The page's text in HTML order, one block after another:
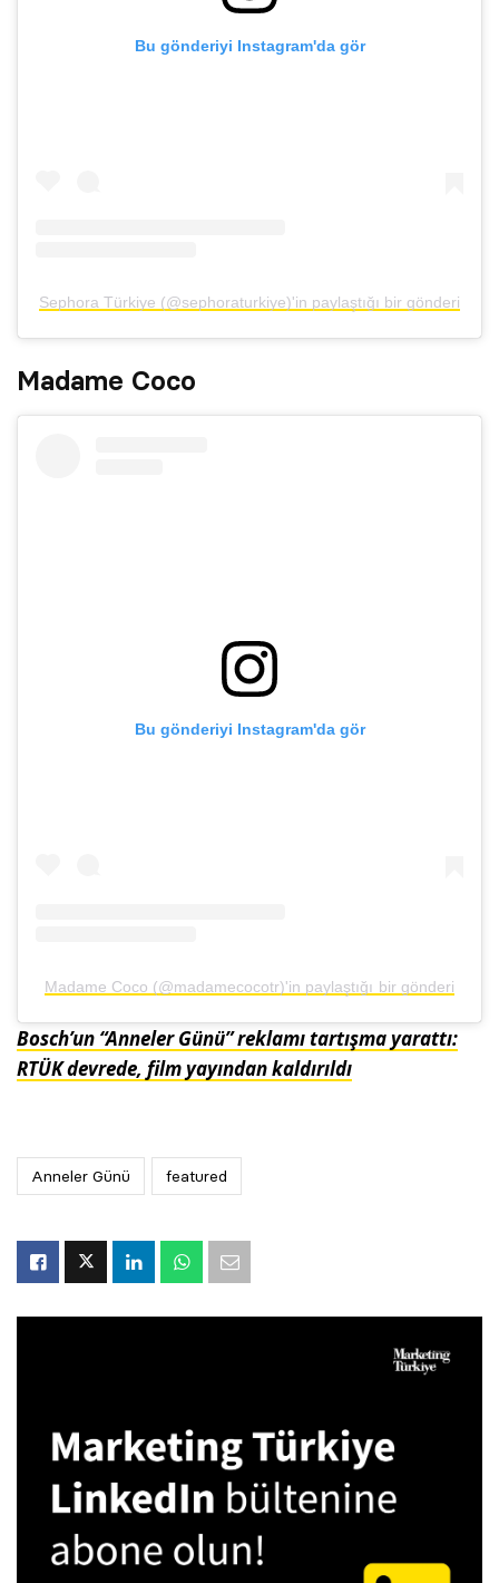
Bu gönderiyi Instagram'da gör
Sephora Türkiye (@sephoraturkiye)'in paylaştığı bir gönderi
Madame Coco
Bu gönderiyi Instagram'da gör
Madame Coco (@madamecocotr)'in paylaştığı bir gönderi
Bosch’un “Anneler Günü” reklamı tartışma yarattı:
RTÜK devrede, film yayından kaldırıldı
Anneler Günü featured